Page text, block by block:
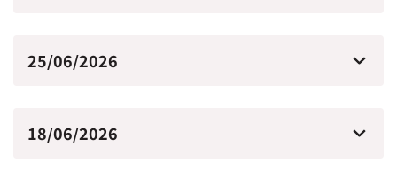
25/06/2026
18/06/2026